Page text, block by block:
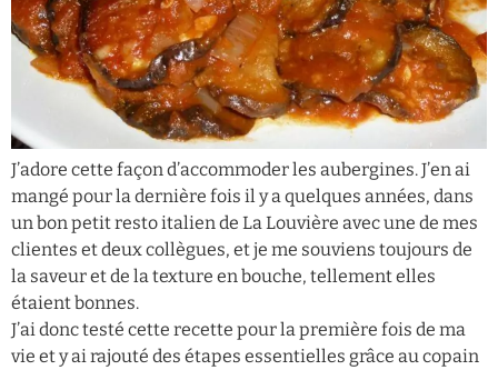
J’adore cette façon d’accommoder les aubergines. J’en ai
mangé pour la dernière fois il y a quelques années, dans
un bon petit resto italien de La Louvière avec une de mes
clientes et deux collègues, et je me souviens toujours de
la saveur et de la texture en bouche, tellement elles
étaient bonnes.
J’ai donc testé cette recette pour la première fois de ma
vie et y ai rajouté des étapes essentielles grâce au copain